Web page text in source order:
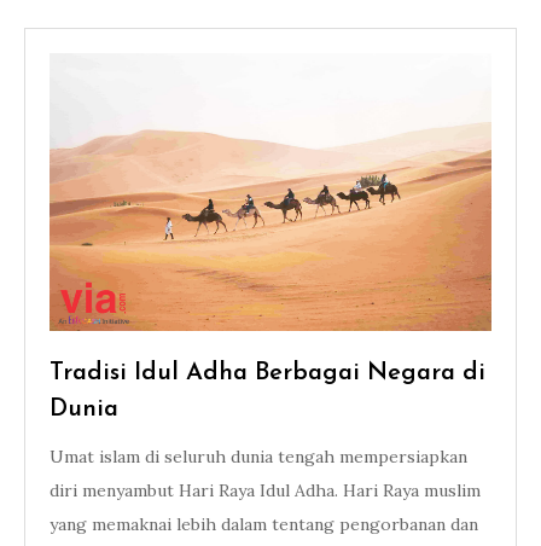
Tradisi Idul Adha Berbagai Negara di
Dunia
Umat islam di seluruh dunia tengah mempersiapkan
diri menyambut Hari Raya Idul Adha. Hari Raya muslim
yang memaknai lebih dalam tentang pengorbanan dan